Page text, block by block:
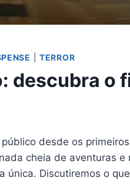
|TERROR
descubra o
desde os
cheia de aventuras
Discutiremos o